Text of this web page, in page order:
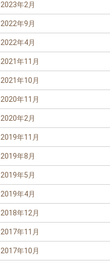
2023年2月
2022年9月
2022年4月
2021年11月
2021年10月
2020年11月
2020年2月
2019年11月
2019年8月
2019年5月
2019年4月
2018年12月
2017年11月
2017年10月